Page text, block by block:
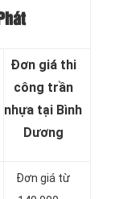
Đơn giá thi
công trần
nhựa tại Bình
Dương
Đơn giá từ